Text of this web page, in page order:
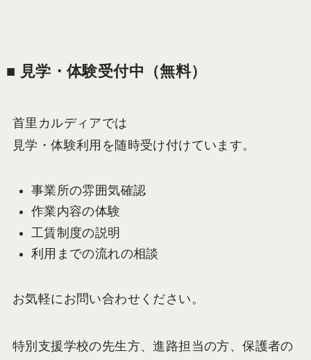
■ 見学・体験受付中（無料）
首里カルディアでは
見学・体験利用を随時受け付けています。
事業所の雰囲気確認
作業内容の体験
工賃制度の説明
利用までの流れの相談
お気軽にお問い合わせください。
特別支援学校の先生方、進路担当の方、保護者の